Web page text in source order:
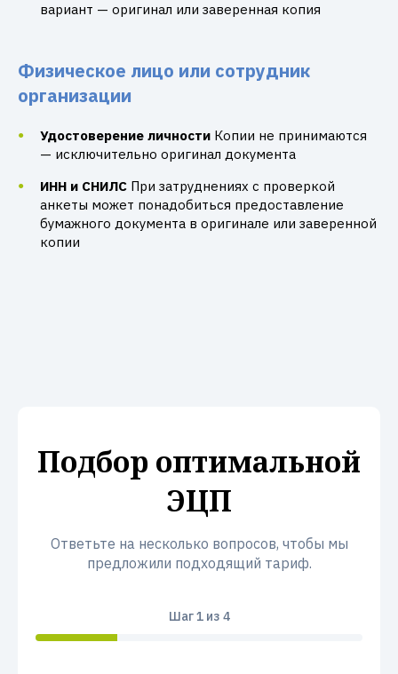
вариант — оригинал или заверенная копия
Физическое лицо или сотрудник
организации
Удостоверение личности Копии не принимаются
— исключительно оригинал документа
ИНН и СНИЛС При затруднениях с проверкой
анкеты может понадобиться предоставление
бумажного документа в оригинале или заверенной
копии
Подбор оптимальной
ЭЦП
Ответьте на несколько вопросов, чтобы мы
предложили подходящий тариф.
Шаг1из 4